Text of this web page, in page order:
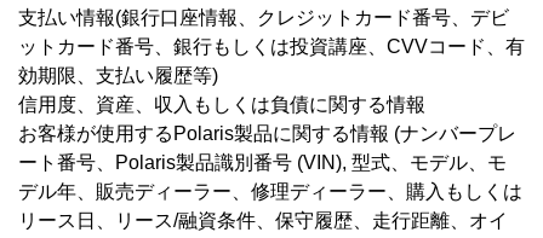
支払い情報(銀行口座情報、クレジットカード番号、デビ
ットカード番号、銀行もしくは投資講座、CVVコード、有
効期限、支払い履歴等)
信用度、資産、収入もしくは負債に関する情報
お客様が使用するPolaris製品に関する情報 (ナンバープレ
ート番号、Polaris製品識別番号 (VIN), 型式、モデル、モ
デル年、販売ディーラー、修理ディーラー、購入もしくは
リース日、リース/融資条件、保守履歴、走行距離、オイ